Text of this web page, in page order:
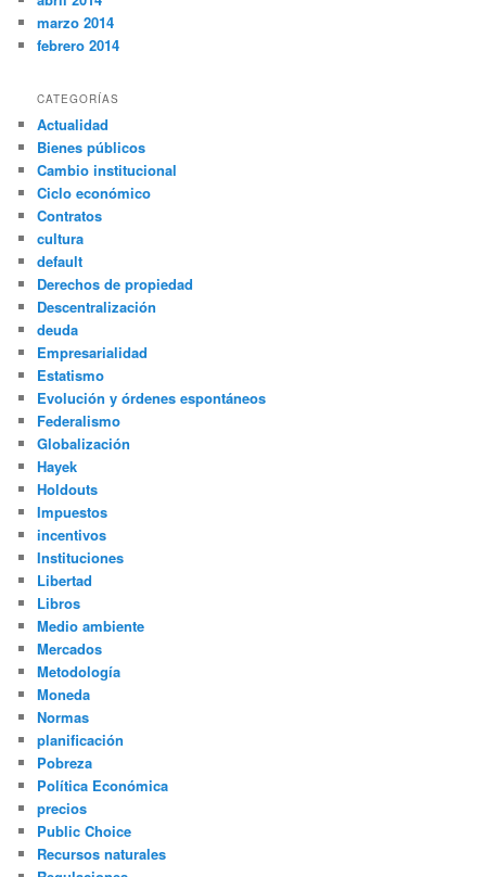
marzo 2014
febrero 2014
CATEGORÍAS
Actualidad
Bienes públicos
Cambio institucional
Ciclo económico
Contratos
cultura
default
Derechos de propiedad
Descentralización
deuda
Empresarialidad
Estatismo
Evolución y órdenes espontáneos
Federalismo
Globalización
Hayek
Holdouts
Impuestos
incentivos
Instituciones
Libertad
Libros
Medio ambiente
Mercados
Metodología
Moneda
Normas
planificación
Pobreza
Política Económica
precios
Public Choice
Recursos naturales